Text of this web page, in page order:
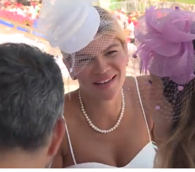
Süre
/
Toplam
Süre Yüklendi:
0%
Yükleniyor:
0%